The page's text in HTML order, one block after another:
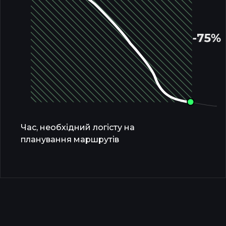
Час, необхідний логісту на
планування маршрутів